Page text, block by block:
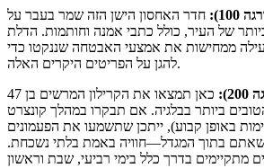
חדר האחסון הישן הזה שמר בעבר על
של העיר, כולל כתבי אמנה וחותמות. הדלת
ממחישות את אמצעי האבטחה שננקטו כדי
להגן על הפריטים היקרים האלה.
כאן תמצאו את הקרילון המרשים בן 47
ביותר בבלגיה. אם תבקרו במהלך קונצרט
באופן קבוע), ייתכן שתשמעו את הפעמונים
שאתם בתוך המגדל—חוויה באמת בלתי נשכחת.